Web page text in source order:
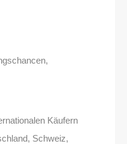
Käufern
Schweiz,